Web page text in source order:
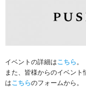
イベントの詳細はこちら。
また、皆様からのイベン
はこちらのフォームから。